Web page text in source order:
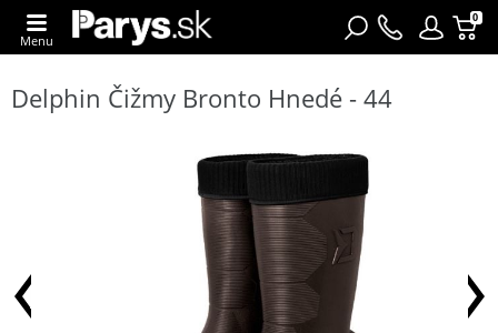
0
Menu
Delphin Čižmy Bronto Hnedé - 44